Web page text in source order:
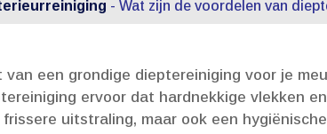
- Wat zijn de voordelen van
van een grondige dieptereiniging voor je
ervoor dat hardnekkige vlekken
uitstraling, maar ook een